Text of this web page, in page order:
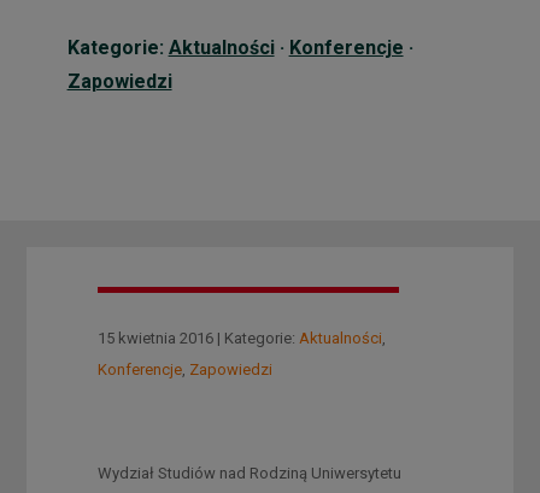
Kategorie: Aktualności· Konferencje ·
Zapowiedzi
15 kwietnia 2016 | Kategorie: Aktualności
Konferencje, Zapowiedzi
Wydział Studiów nad Rodziną Uniwersytetu